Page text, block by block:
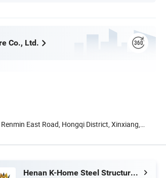
Co., Ltd.
East Road, Hongqi District, Xinxiang,
Henan K-Home Steel Structure Co., Ltd.